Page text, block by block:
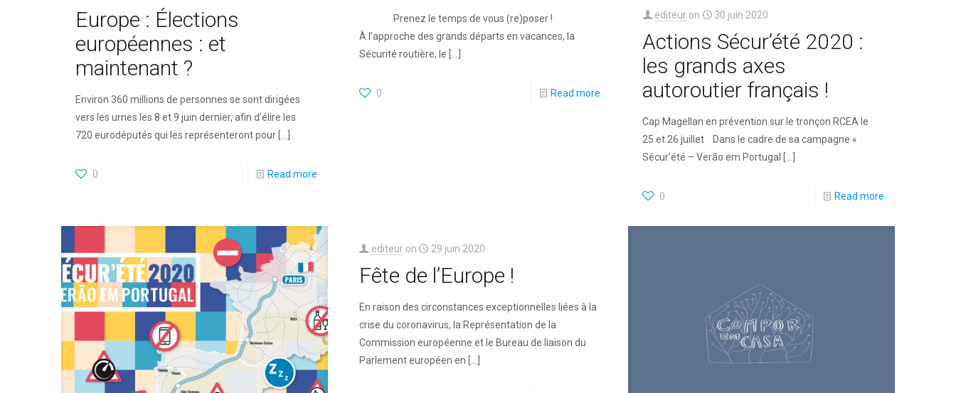
Europe : Élections
européennes : et
maintenant ?
Environ 360 millions de personnes se sont dirigées
vers les urnes les 8 et 9 juin dernier, afin d’élire les
720 eurodéputés qui les représenteront pour[…]
0 Read more
Prenez le temps de vous (re)poser !
À l’approche des grands départs en vacances, la
Sécurité routière, le
0 Read more
editeur on 30 juin 2020
Actions Sécur’été 2020 :
les grands axes
autoroutier français !
Cap Magellan en prévention sur le tronçon RCEA le
25 et 26 juillet Dans le cadre de sa campagne «
Sécur’été – Verão em Portugal
0 Read more
editeur on 29 juin 2020
Fête de l’Europe !
En raison des circonstances exceptionnelles liées à la
crise du coronavirus, la Représentation de la
Commission européenne et le Bureau de liaison du
Parlement européen en